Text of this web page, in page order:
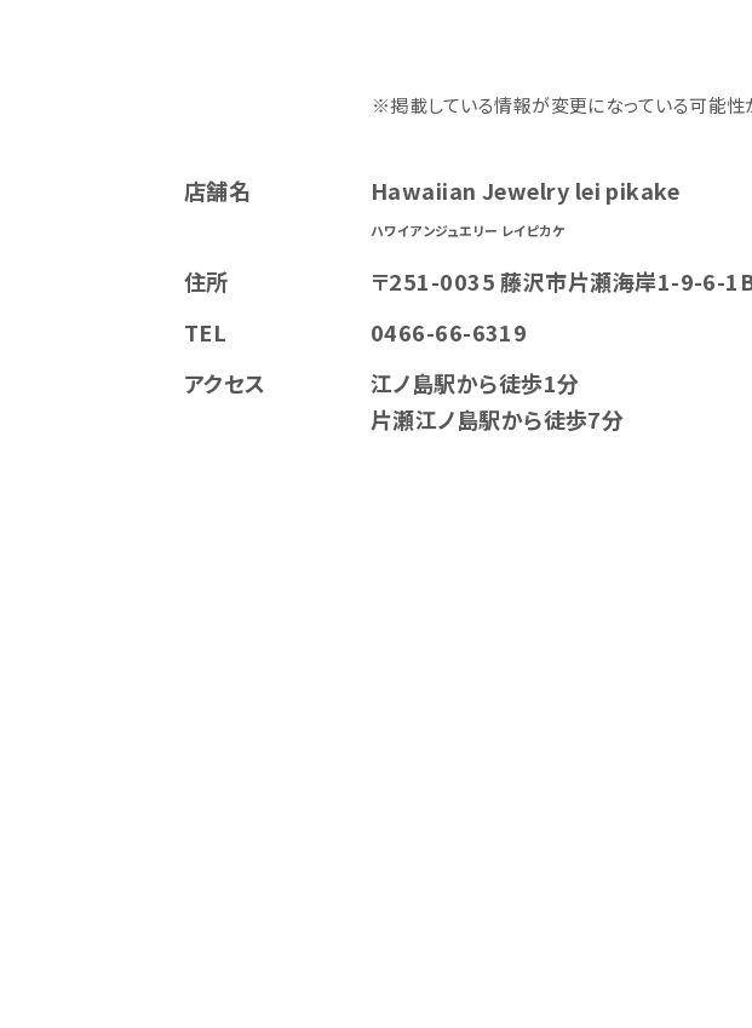
※掲載している情報が変更になっている可能性
店舗名 Hawaiian Jewelry lei pikake
ハワイアンジュエリー レイピカケ
住所
〒251-0035 藤沢市片瀬海岸1-9-6-
TEL
0466-66-6319
アクセス
江ノ島駅から徒歩1分
片瀬江ノ島駅から徒歩7分